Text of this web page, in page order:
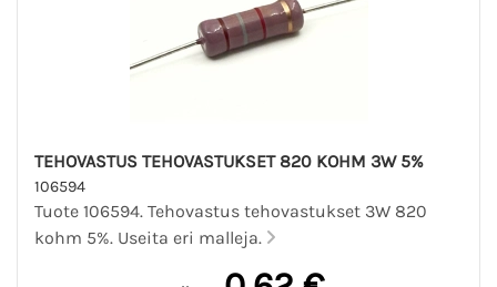
TEHOVASTUS TEHOVASTUKSET 820 KOHM 3W 5%
106594
Tuote 106594. Tehovastus tehovastukset 3W 820
kohm 5%. Useita eri malleja.